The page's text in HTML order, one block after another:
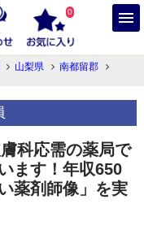
0
山梨県
南都留郡
科応需の薬局で
ます！年収650
薬剤師像」を実